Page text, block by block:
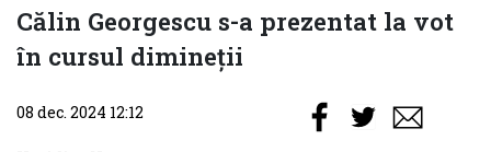
Călin Georgescu s-a prezentat la vot
în cursul dimineții
08 dec. 2024 12:12